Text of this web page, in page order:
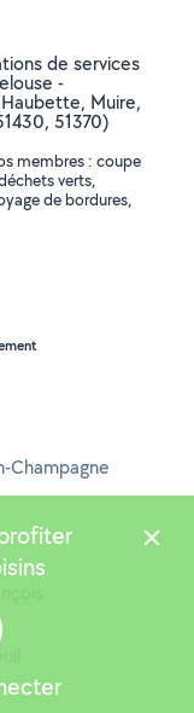
de services
-
Muire,
51370)
membres : coupe
verts,
de bordures,
Champagne